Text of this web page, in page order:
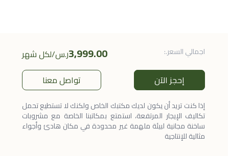
اجمالي السعر.:
3,999.00ر.س/لكل شهر
تواصل معنا
إحجز الآن
إذا كنت تريد أن يكون لديك مكتبك الخاص ولكنك لا تستطيع تحمل
تكاليف الإيجار المرتفعة، استمتع بمكاتبنا الخاصة مع مشروبات
ساخنة مجانية لبيئة ملهمة غير محدودة في مكان هادئ وأجواء
مثالية للإنتاجية